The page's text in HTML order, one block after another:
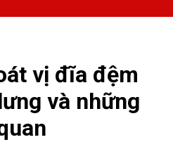
vị đĩa đệm
và những